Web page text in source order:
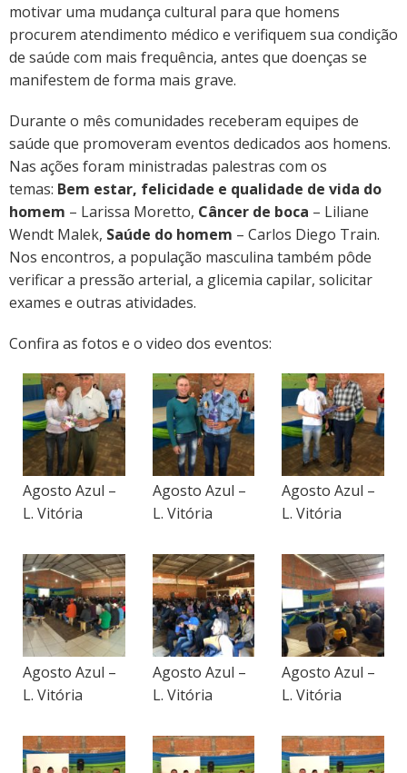
motivar uma mudança cultural para que homens
procurem atendimento médico e verifiquem sua condição
de saúde com mais frequência, antes que doenças se
manifestem de forma mais grave.
Durante o mês comunidades receberam equipes de
saúde que promoveram eventos dedicados aos homens.
Nas ações foram ministradas palestras com os
temas: Bem estar, felicidade e qualidade de vida do
homem – Larissa Moretto, Câncer de boca – Liliane
Wendt Malek, Saúde do homem – Carlos Diego Train.
Nos encontros, a população masculina também pôde
verificar a pressão arterial, a glicemia capilar, solicitar
exames e outras atividades.
Confira as fotos e o video dos eventos:
Agosto Azul –
L. Vitória
Agosto Azul –
L. Vitória
Agosto Azul –
L. Vitória
Agosto Azul –
L. Vitória
Agosto Azul –
L. Vitória
Agosto Azul –
L. Vitória